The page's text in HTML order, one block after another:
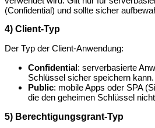
(Confidential) und sollte sicher
4) Client-Typ
Der Typ der Client-Anwendung:
Confidential: serverbasierte
Schlüssel sicher speichern kann.
Public: mobile Apps oder SPA
die den geheimen Schlüssel
5) Berechtigungsgrant-Typ